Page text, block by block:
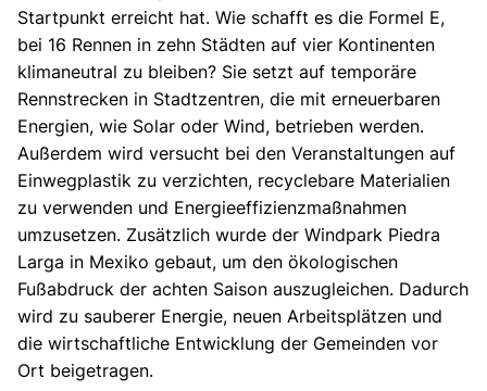
Startpunkt erreicht hat. Wie schafft es die Formel E,
bei 16 Rennen in zehn Städten auf vier Kontinenten
klimaneutral zu bleiben? Sie setzt auf temporäre
Rennstrecken in Stadtzentren, die mit erneuerbaren
Energien, wie Solar oder Wind, betrieben werden.
Außerdem wird versucht bei den Veranstaltungen auf
Einwegplastik zu verzichten, recyclebare Materialien
zu verwenden und Energieeffizienzmaßnahmen
umzusetzen. Zusätzlich wurde der Windpark Piedra
Larga in Mexiko gebaut, um den ökologischen
Fußabdruck der achten Saison auszugleichen. Dadurch
wird zu sauberer Energie, neuen Arbeitsplätzen und
die wirtschaftliche Entwicklung der Gemeinden vor
Ort beigetragen.